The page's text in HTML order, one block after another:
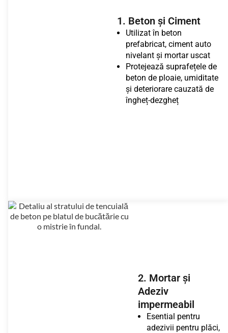
1. Beton și Ciment
Utilizat în beton
prefabricat, ciment auto
nivelant și mortar uscat
Protejează suprafețele de
beton de ploaie, umiditate
și deteriorare cauzată de
îngheț-dezgheț
2. Mortar și
Adeziv
impermeabil
Esential pentru
adezivii pentru plăci,